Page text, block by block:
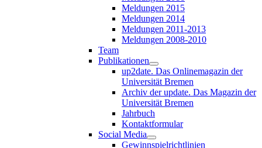
Meldungen 2015
Meldungen 2014
Meldungen 2011-2013
Meldungen 2008-2010
Team
Publikationen
up2date. Das Onlinemagazin der
Universität Bremen
Archiv der update. Das Magazin der
Universität Bremen
Jahrbuch
Kontaktformular
Social Media
Gewinnspielrichtlinien